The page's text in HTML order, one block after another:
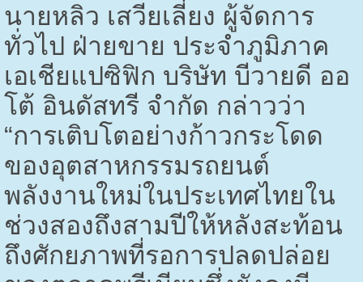
นายหลิว เสวียเลี่ยง ผู้จัดการ
ทั่วไป ฝ่ายขาย ประจำภูมิภาค
เอเชียแปซิฟิก บริษัท บีวายดี ออ
โต้ อินดัสทรี จำกัด กล่าวว่า
“การเติบโตอย่างก้าวกระโดด
ของอุตสาหกรรมรถยนต์
พลังงานใหม่ในประเทศไทยใน
ช่วงสองถึงสามปีให้หลังสะท้อน
ถึงศักยภาพที่รอการปลดปล่อย